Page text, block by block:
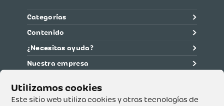
Este sitio web utiliza cookies y otras tecnologías de
Categorías
Contenido
¿Necesitas ayuda?
Nuestra empresa